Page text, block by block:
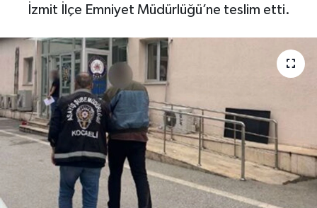
İzmit İlçe Emniyet Müdürlüğü’ne teslim etti.